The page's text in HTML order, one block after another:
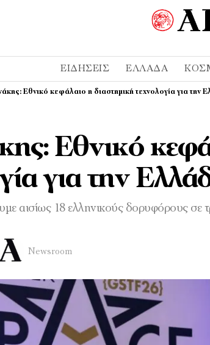
ΕΙΔΉΣΕΙΣ ΕΛΛΆΔΑ
Εθνικό κεφάλαιο η διαστημική τεχνολογία για την
Εθνικό
για την
αισίως 18 ελληνικούς δορυφόρους σε
Newsroom